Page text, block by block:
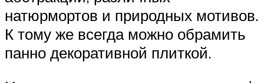
натюрмортов и природных мотивов.
К тому же всегда можно обрамить
панно декоративной плиткой.